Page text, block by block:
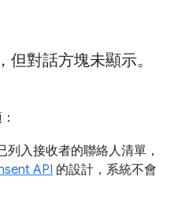
對話方塊未顯示。
入接收者的聯絡人清單，
API 的設計，系統不會